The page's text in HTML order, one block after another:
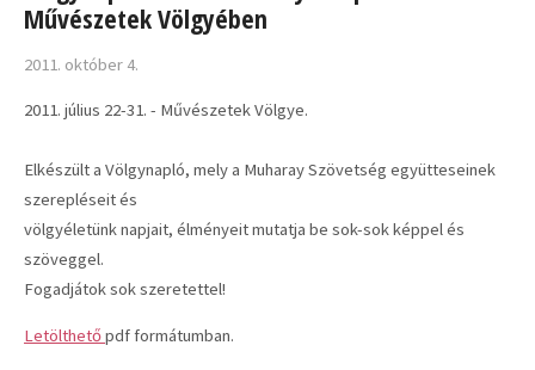
Művészetek Völgyében
2011. október 4.
2011. július 22-31. - Művészetek Völgye.
Elkészült a Völgynapló, mely a Muharay Szövetség együtteseinek
szerepléseit és
völgyéletünk napjait, élményeit mutatja be sok-sok képpel és
szöveggel.
Fogadjátok sok szeretettel!
Letölthetőpdf formátumban.